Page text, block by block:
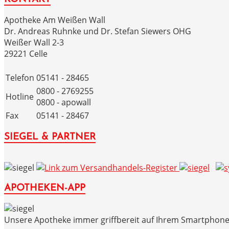
Apotheke Am Weißen Wall
Dr. Andreas Ruhnke und Dr. Stefan Siewers OHG
Weißer Wall 2-3
29221 Celle
Telefon 05141 - 28465
Hotline 0800 - 2769255
0800 - apowall
Fax
05141 - 28467
SIEGEL & PARTNER
APOTHEKEN-APP
Unsere Apotheke immer griffbereit auf Ihrem